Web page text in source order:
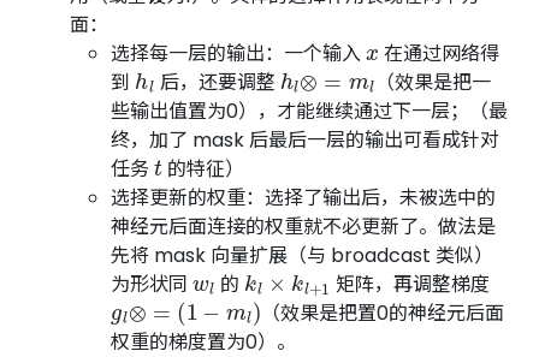
面：
选择每一层的输出：一个输入
在通过网络得
到
hl
后，还要调整
hl⊗ =ml
（效果是把一
些输出值置为0），才能继续通过下一层；（最
终，加了 mask 后最后一层的输出可看成针对
任务
t
的特征）
选择更新的权重：选择了输出后，未被选中的
神经元后面连接的权重就不必更新了。做法是
先将 mask 向量扩展（与 broadcast 类似）
为形状同
wl
的
kl ×kl+1
矩阵，再调整梯度
gl⊗=(1−ml)
（效果是把置0的神经元后面
权重的梯度置为0）。